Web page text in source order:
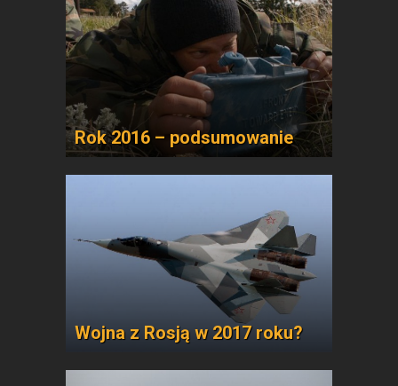
Rok 2016 – podsumowanie
Wojna z Rosją w 2017 roku?